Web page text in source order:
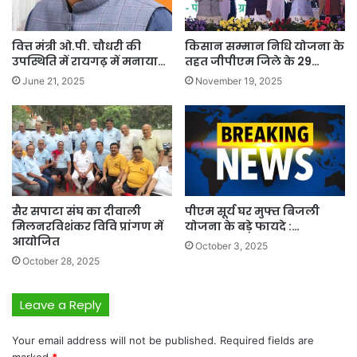
वित्त मंत्री ओ.पी. चौधरी की
उपस्थिति में रायगढ़ में मनाया…
June 21, 2025
किसान सम्मान निधि योजना के
तहत जीपीएम जिले के 29…
November 19, 2025
सैर सपाटा संघ का दीवाली
मिलनरविशंकर विवि प्रांगण में
आयोजित
October 28, 2025
पीएम सूर्य घर मुफ्त बिजली
योजना के बड़े फायदे :…
October 3, 2025
Leave a Reply
Your email address will not be published. Required fields are